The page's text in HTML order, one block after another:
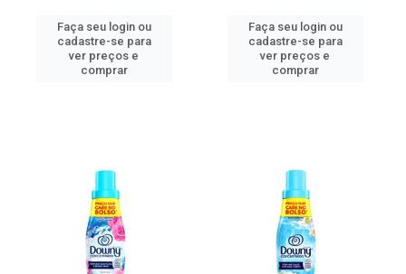
Faça seu login ou
cadastre-se para
ver preços e
comprar
Faça seu login ou
cadastre-se para
ver preços e
comprar